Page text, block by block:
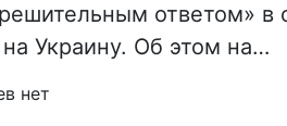
ответом» в
Украину. Об этом на…
нет